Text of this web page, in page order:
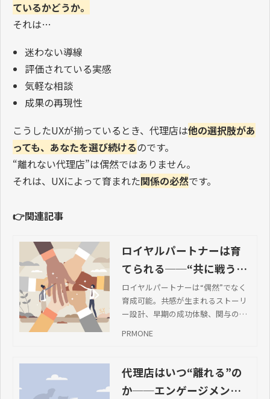
ているかどうか。
それは…
迷わない導線
評価されている実感
気軽な相談
成果の再現性
こうしたUXが揃っているとき、代理店は他の選択肢があ
っても、あなたを選び続けるのです。
“離れない代理店”は偶然ではありません。
それは、UXによって育まれた関係の必然です。
👉関連記事
ロイヤルパートナーは育
てられる──“共に戦う関
係”をつくるエンゲージメ
ント設計
ロイヤルパートナーは“偶然”でなく
育成可能。共感が生まれるストーリ
ー設計、早期の成功体験、関与の可
戦う関係」を築きます。
PRMONE
代理店はいつ“離れる”の
か──エンゲージメント